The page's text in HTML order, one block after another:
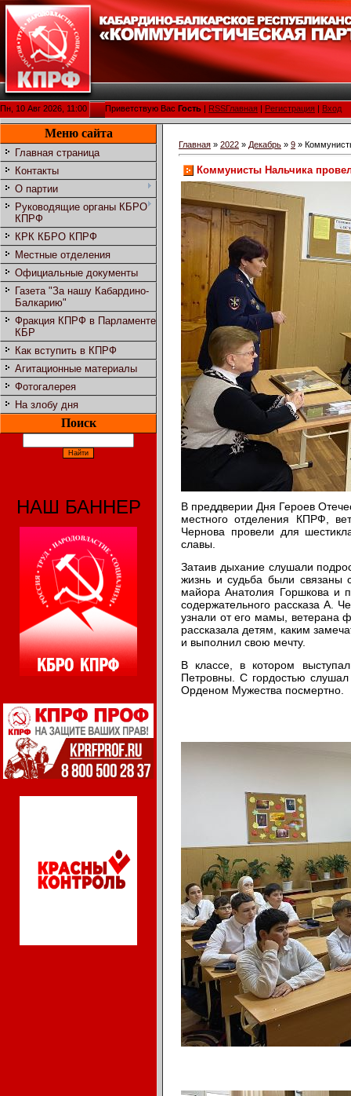
Пн, 10 Авг 2026, 11:00 Приветствую Вас Гость RSSГлавная Регистрация Вход
Меню сайта
Главная страница
Контакты
О партии
Руководящие органы КБРО
КПРФ
КРК КБРО КПРФ
Местные отделения
Официальные документы
Газета "За нашу Кабардино-
Балкарию"
Фракция КПРФ в Парламенте
КБР
Как вступить в КПРФ
Агитационные материалы
Фотогалерея
На злобу дня
Поиск
НАШ БАННЕР
Главная » 2022 » Декабрь » 9 »
Коммунисты Нальчика
В преддверии Дня Героев
местного отделения КПРФ,
Чернова провели для
славы.
Затаив дыхание слушали
жизнь и судьба были связаны
майора Анатолия Горшкова и
содержательного рассказа А.
узнали от его мамы,
рассказала детям, каким
и выполнил свою мечту.
В классе, в котором
Петровны. С гордостью
Орденом Мужества посмертно.